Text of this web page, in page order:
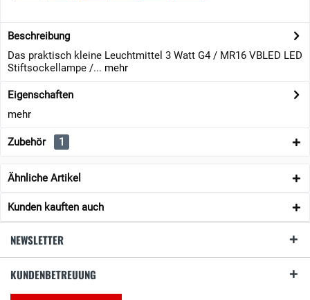
Beschreibung
Das praktisch kleine Leuchtmittel 3 Watt G4 / MR16 VBLED LED
Stiftsockellampe /... mehr
Eigenschaften
mehr
Zubehör 1
Ähnliche Artikel
Kunden kauften auch
NEWSLETTER
KUNDENBETREUUNG